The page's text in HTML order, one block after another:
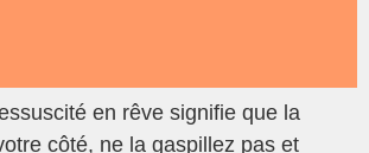
en rêve signifie que la
côté, ne la gaspillez pas et